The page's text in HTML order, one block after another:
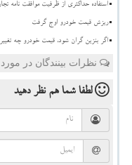
استفاده حداکثری از ظرفیت موافقت نامه
ریزش قیمت خودرو اوج گرفت
اگر بنزین گران شود، قیمت خودرو چه
نظرات بینندگان در
لطفا شما همنظر دهید